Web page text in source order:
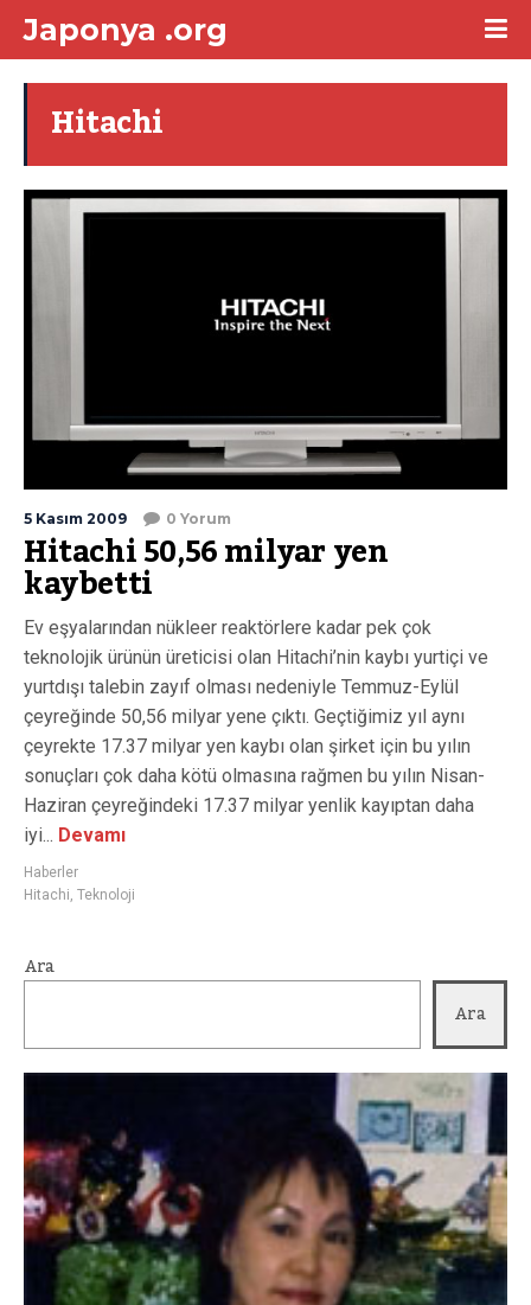
Japonya .org
Hitachi
5 Kasım 2009 0 Yorum
Hitachi 50,56 milyar yen
kaybetti
Ev eşyalarından nükleer reaktörlere kadar pek çok
teknolojik ürünün üreticisi olan Hitachi’nin kaybı yurtiçi ve
yurtdışı talebin zayıf olması nedeniyle Temmuz-Eylül
çeyreğinde 50,56 milyar yene çıktı. Geçtiğimiz yıl aynı
çeyrekte 17.37 milyar yen kaybı olan şirket için bu yılın
sonuçları çok daha kötü olmasına rağmen bu yılın Nisan-
Haziran çeyreğindeki 17.37 milyar yenlik kayıptan daha
iyi... Devamı
Haberler
Hitachi, Teknoloji
Ara
Ara